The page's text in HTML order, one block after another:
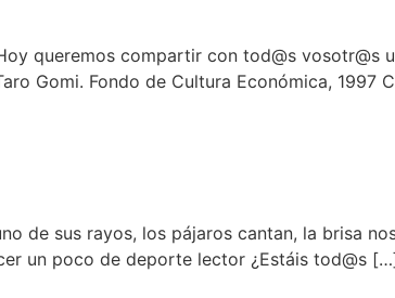
queremos compartir con tod@s vosotr@s
Gomi. Fondo de Cultura Económica, 1997
de sus rayos, los pájaros cantan, la brisa
un poco de deporte lector ¿Estáis tod@s